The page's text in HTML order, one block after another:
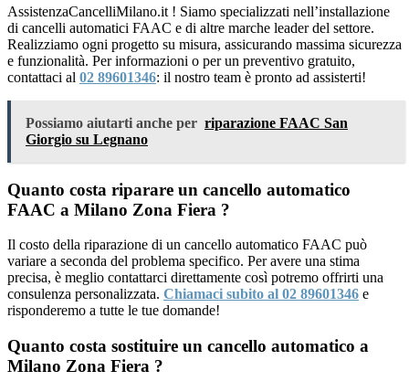
AssistenzaCancelliMilano.it ! Siamo specializzati nell’installazione
di cancelli automatici FAAC e di altre marche leader del settore.
Realizziamo ogni progetto su misura, assicurando massima sicurezza
e funzionalità. Per informazioni o per un preventivo gratuito,
contattaci al 02 89601346: il nostro team è pronto ad assisterti!
Possiamo aiutarti anche per riparazione FAAC San
Giorgio su Legnano
Quanto costa riparare un cancello automatico
FAAC a Milano Zona Fiera ?
Il costo della riparazione di un cancello automatico FAAC può
variare a seconda del problema specifico. Per avere una stima
precisa, è meglio contattarci direttamente così potremo offrirti una
consulenza personalizzata. Chiamaci subito al 02 89601346 e
risponderemo a tutte le tue domande!
Quanto costa sostituire un cancello automatico a
Milano Zona Fiera ?